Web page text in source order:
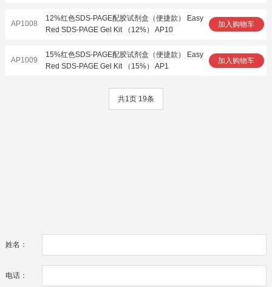
AP1008
12%红色SDS-PAGE配胶试剂盒（便捷款） Easy
Red SDS-PAGE Gel Kit （12%） AP10
加入购物车
AP1009
15%红色SDS-PAGE配胶试剂盒（便捷款） Easy
Red SDS-PAGE Gel Kit （15%） AP1
加入购物车
共1页 19条
姓名：
电话：